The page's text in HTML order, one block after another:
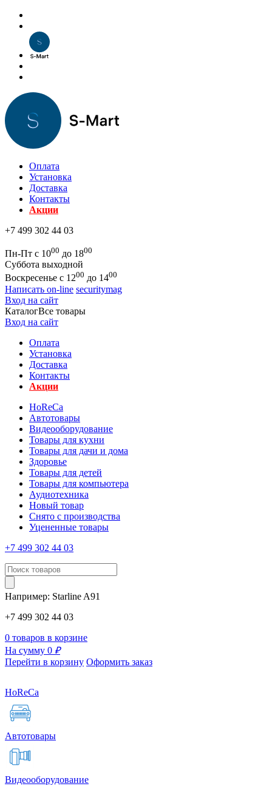
Оплата
Установка
Доставка
Контакты
Акции
+7 499 302 44 03
Пн-Пт с 1000 до 1800
Суббота выходной
Воскресенье с 1200 до 1400
Написать on-line securitymag
Вход на сайт
КаталогВсе товары
Вход на сайт
Оплата
Установка
Доставка
Контакты
Акции
HoReCa
Автотовары
Видеооборудование
Товары для кухни
Товары для дачи и дома
Здоровье
Товары для детей
Товары для компьютера
Аудиотехника
Новый товар
Снято с производства
Уцененные товары
+7 499 302 44 03
Например: Starline A91
+7 499 302 44 03
0 товаров в корзине
На сумму 0 ₽
Перейти в корзину Оформить заказ
HoReCa
Автотовары
Видеооборудование